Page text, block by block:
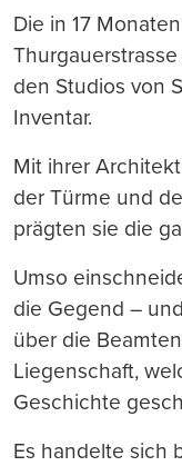
Die in 17
den Studios von
Inventar.
Mit ihrer
der Türme und
prägten sie die
Umso
die Gegend –
über die
Liegenschaft,
Geschichte
Es handelte sich